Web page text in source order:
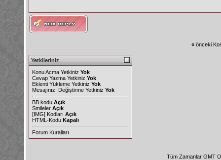
« önceki
Yetkileriniz
Konu Acma Yetkiniz Yok
Cevap Yazma Yetkiniz Yok
Eklenti Yükleme Yetkiniz Yok
Mesajınızı Değiştirme Yetkiniz Yok
BB kodu Açık
Smileler Açık
[IMG] Kodları Açık
HTML-Kodu Kapalı
Forum Kuralları
Tüm Zamanlar GMT